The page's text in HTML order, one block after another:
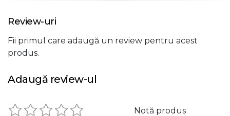
Review-uri
Fii primul care adaugă un review pentru acest
produs.
Adaugă review-ul
Notă produs